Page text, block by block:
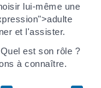
lui-même une
et l'assister.
est son rôle ?
à connaître.